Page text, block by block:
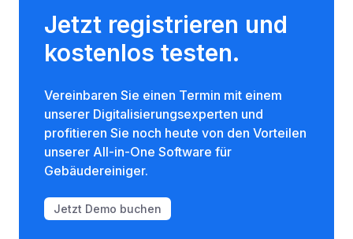
Jetzt registrieren und
kostenlos testen.
Vereinbaren Sie einen Termin mit einem
unserer Digitalisierungsexperten und
profitieren Sie noch heute von den Vorteilen
unserer All-in-One Software für
Gebäudereiniger.
Jetzt Demo buchen